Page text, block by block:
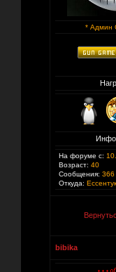
* Админ
На форуме с:
Возраст: 40
Сообщения: 366
Откуда:
bibika